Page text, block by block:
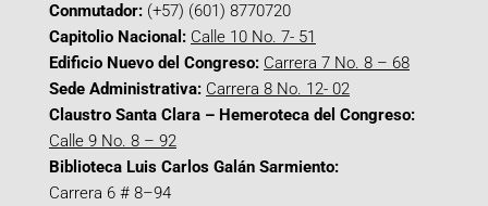
Conmutador: (+57) (601) 8770720
Capitolio Nacional: Calle 10 No. 7- 51
Edificio Nuevo del Congreso: Carrera 7 No. 8 – 68
Sede Administrativa: Carrera 8 No. 12- 02
Claustro Santa Clara – Hemeroteca del Congreso:
Calle 9 No. 8 – 92
Biblioteca Luis Carlos Galán Sarmiento:
Carrera 6 # 8–94